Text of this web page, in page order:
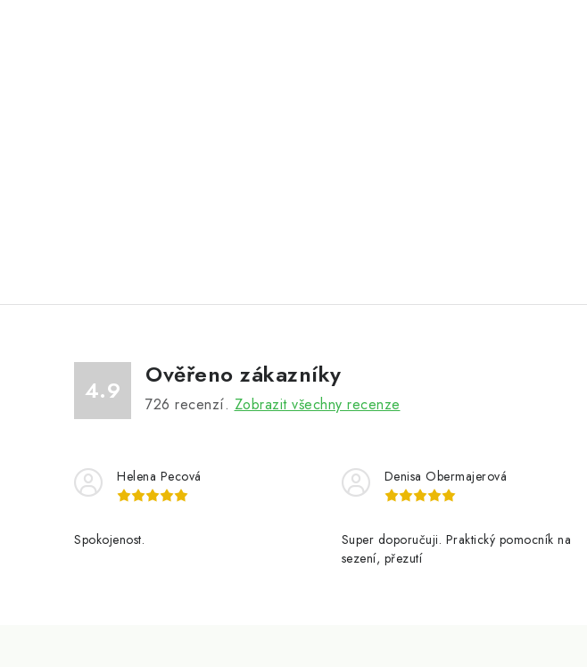
4.9
Ověřeno zákazníky
726 recenzí. Zobrazit všechny recenze
Helena Pecová
Spokojenost.
Denisa Obermajerová
Super doporučuji. Praktický pomocník na
sezení, přezutí